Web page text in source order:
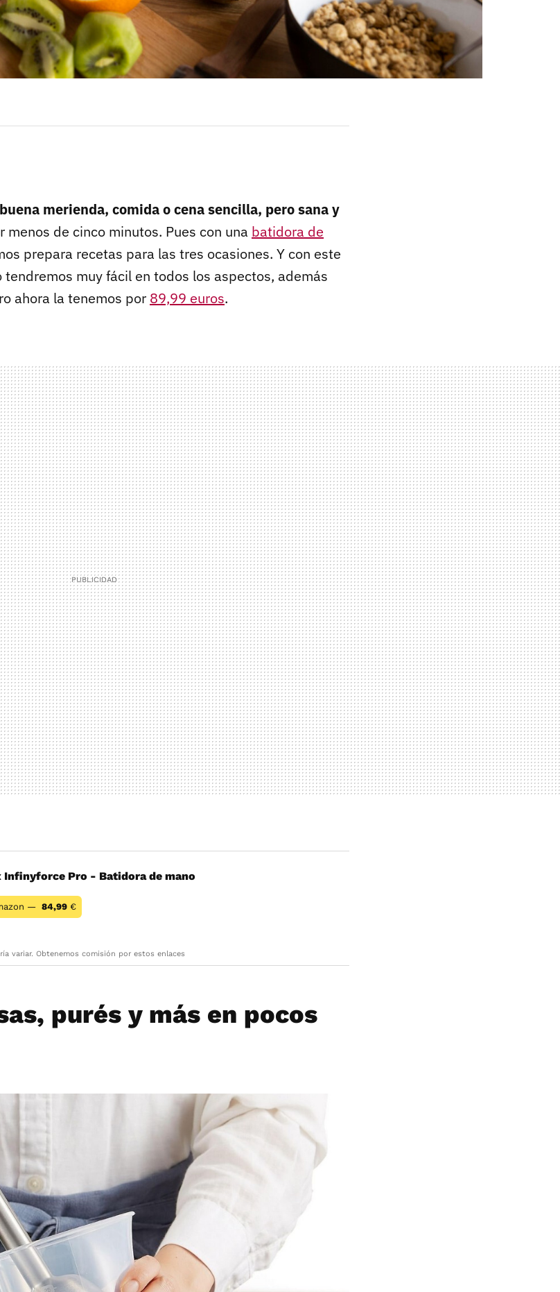
merienda, comida o cena sencilla, pero sana y
menos de cinco minutos. Pues con una batidora de
prepara recetas para las tres ocasiones. Y con este
muy fácil en todos los aspectos, además
ahora la tenemos por 89,99 euros.
Infinyforce Pro - Batidora de mano
— 84,99 €
variar. Obtenemos comisión por estos enlaces
purés y más en pocos